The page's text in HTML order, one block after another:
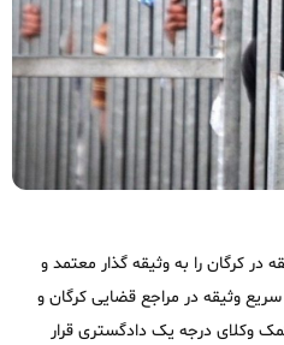
در کرگان را به وثیقه گذار معتمد و
وثیقه در مراجع قضایی کرگان و
وکلای درجه یک دادگستری قرار